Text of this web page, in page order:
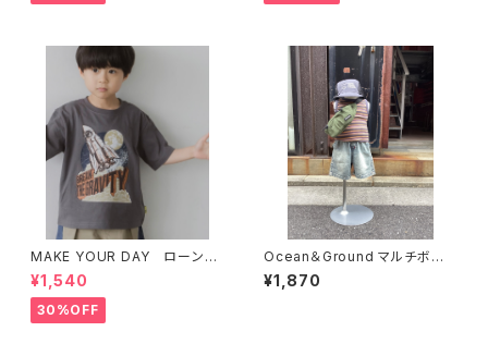
MAKE YOUR DAY ローンチ
ロケット柄半袖Tシャツ M63
0106
¥1,540
30%OFF
Ocean＆Ground マルチボー
ダータンクトップ 4616703
¥1,870